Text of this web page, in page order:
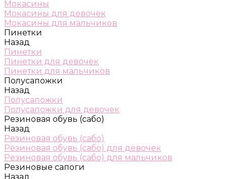
Мокасины
Мокасины для девочек
Мокасины для мальчиков
Пинетки
Назад
Пинетки
Пинетки для девочек
Пинетки для мальчиков
Полусапожки
Назад
Полусапожки
Полусапожки для девочек
Резиновая обувь (сабо)
Назад
Резиновая обувь (сабо)
Резиновая обувь (сабо) для девочек
Резиновая обувь (сабо) для мальчиков
Резиновые сапоги
Назад